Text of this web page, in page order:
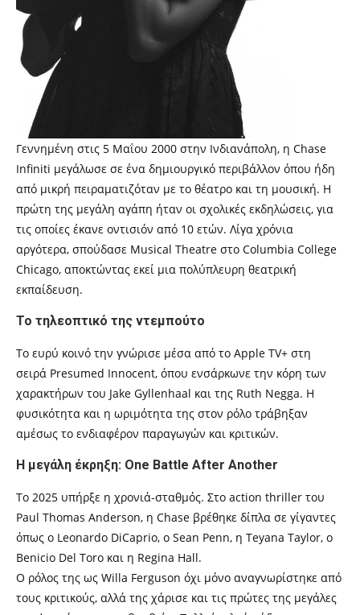
Γεννημένη στις 5 Μαΐου 2000 στην Ινδιανάπολη, η Chase
Infiniti μεγάλωσε σε ένα δημιουργικό περιβάλλον όπου ήδη
από μικρή πειραματιζόταν με το θέατρο και τη μουσική. Η
πρώτη της μεγάλη αγάπη ήταν οι σχολικές εκδηλώσεις, για
τις οποίες έκανε οντισιόν από 10 ετών. Λίγα χρόνια
αργότερα, σπούδασε Musical Theatre στο Columbia College
Chicago, αποκτώντας εκεί μια πολύπλευρη θεατρική
εκπαίδευση.
Το τηλεοπτικό της ντεμπούτο
Το ευρύ κοινό την γνώρισε μέσα από το Apple TV+ στη
σειρά Presumed Innocent, όπου ενσάρκωνε την κόρη των
χαρακτήρων του Jake Gyllenhaal και της Ruth Negga. Η
φυσικότητα και η ωριμότητα της στον ρόλο τράβηξαν
αμέσως το ενδιαφέρον παραγωγών και κριτικών.
Η μεγάλη έκρηξη: One Battle After Another
Το 2025 υπήρξε η χρονιά-σταθμός. Στο action thriller του
Paul Thomas Anderson, η Chase βρέθηκε δίπλα σε γίγαντες
όπως ο Leonardo DiCaprio, ο Sean Penn, η Teyana Taylor, ο
Benicio Del Toro και η Regina Hall.
Ο ρόλος της ως Willa Ferguson όχι μόνο αναγνωρίστηκε από
τους κριτικούς, αλλά της χάρισε και τις πρώτες της μεγάλες